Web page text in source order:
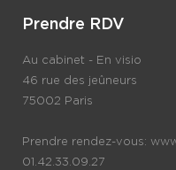
Prendre RDV
Au cabinet - En visio
46 rue des jeûneurs
75002 Paris
Prendre rendez-vous:
01.42.33.09.27